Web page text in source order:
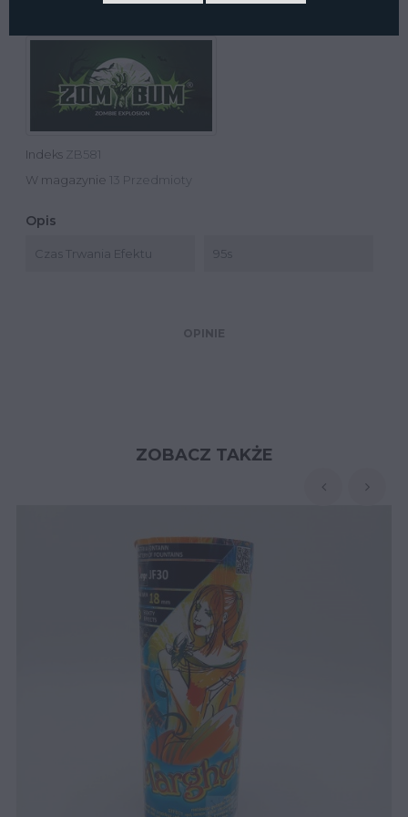
Indeks
ZB581
W magazynie 13 Przedmioty
Opis
Czas Trwania Efektu 95s
OPINIE
ZOBACZ TAKŻE